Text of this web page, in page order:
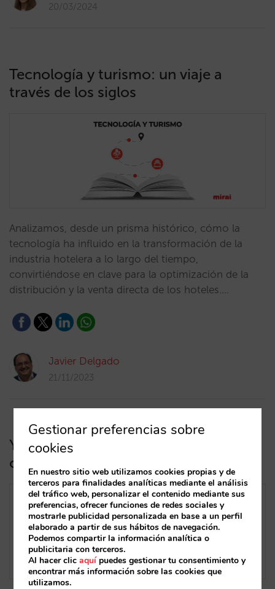
20/03/2024
Tecnología y turismo: un viaje a
través de los siglos
Analizamos, desde un prisma histórico, cómo la
tecnología ha influido en la transformación de la
industria hotelera a lo largo del tiempo,
convirtiéndose en clave para la optimización de la
distribución y la venta directa de los hoteles.…
Javier Delgado
21/11/2023
Ya tienes disponible el reporting más
completo de upselling en el BI
Gestionar preferencias sobre
cookies
En nuestro sitio web utilizamos cookies propias y de
terceros para finalidades analíticas mediante el análisis
del tráfico web, personalizar el contenido mediante sus
preferencias, ofrecer funciones de redes sociales y
mostrarle publicidad personalizada en base a un perfil
elaborado a partir de sus hábitos de navegación.
Podemos compartir la información analítica o
publicitaria con terceros.
Al hacer clicaquípuedes gestionar tu consentimiento y
encontrar más información sobre las cookies que
utilizamos.